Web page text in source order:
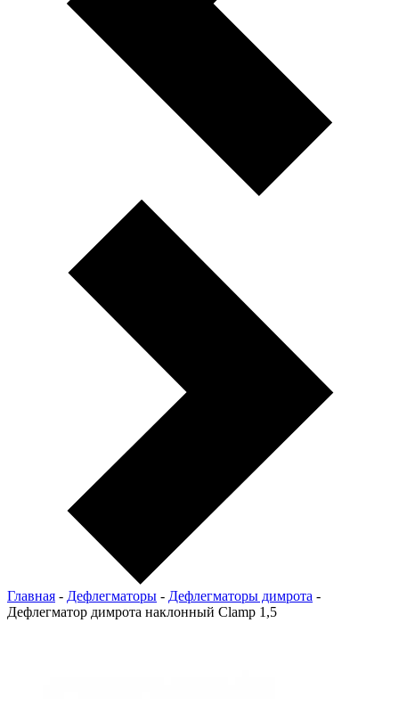
Главная - Дефлегматоры - Дефлегматоры димрота -
Дефлегматор димрота наклонный Clamp 1,5